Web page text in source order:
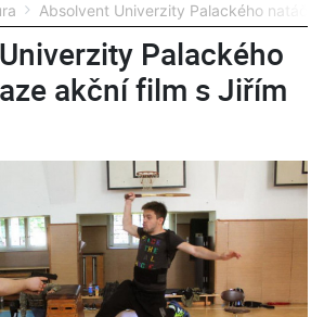
Absolvent Univerzity Palackého natáčí
Palackého
akční film s Jiřím